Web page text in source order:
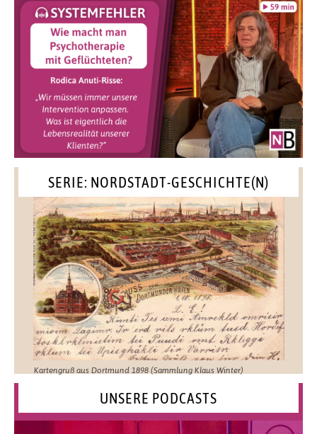
SERIE: NORDSTADT-GESCHICHTE(N)
Kartengruß aus Dortmund 1898 (Sammlung Klaus Winter)
UNSERE PODCASTS